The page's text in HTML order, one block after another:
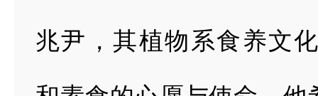
兆尹，其植物系食养文